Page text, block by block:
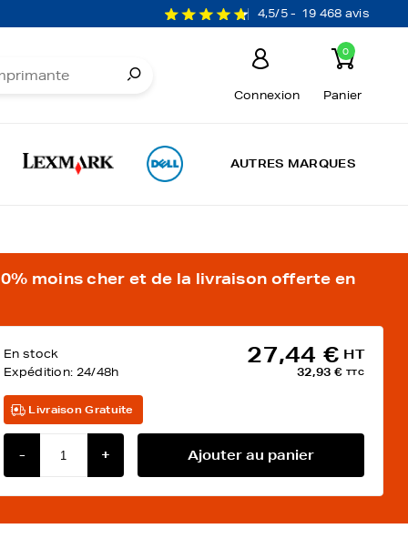
4,5/5 - 19 468 avis
Connexion
0
Panier
AUTRES MARQUES
moins cher et de la livraison offerte en
En stock
Expédition: 24/48h
27,44 € HT
32,93 € TTC
Livraison Gratuite
- + Ajouter au panier